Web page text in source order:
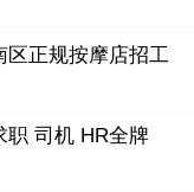
区正规按摩店招工
求职 司机 HR全牌